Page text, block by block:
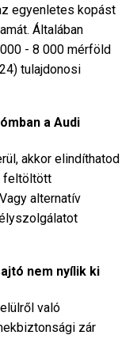
egyenletes kopást
Általában
- 8 000 mérföld
tulajdonosi
a Audi
akkor elindíthatod
feltöltött
alternatív
nem nyílik ki
való
zár